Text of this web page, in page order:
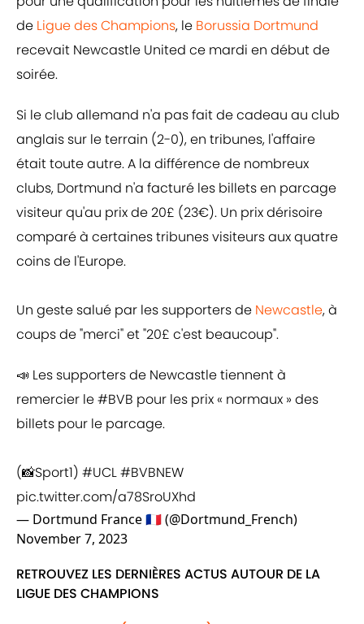
de Ligue des Champions, le Borussia Dortmund
recevait Newcastle United ce mardi en début de
soirée.
Si le club allemand n'a pas fait de cadeau au club
anglais sur le terrain (2-0), en tribunes, l'affaire
était toute autre. A la différence de nombreux
clubs, Dortmund n'a facturé les billets en parcage
visiteur qu'au prix de 20£ (23€). Un prix dérisoire
comparé à certaines tribunes visiteurs aux quatre
coins de l'Europe.
Un geste salué par les supporters de Newcastle, à
coups de "merci" et "20£ c'est beaucoup".
📣 Les supporters de Newcastle tiennent à
remercier le#BVB pour les prix « normaux » des
billets pour le parcage.
(📸Sport1) #UCL#BVBNEW
pic.twitter.com/a78SroUXhd
— Dortmund France 🇫🇷 (@Dortmund_French)
November 7, 2023
RETROUVEZ LES DERNIÈRES ACTUS AUTOUR DE LA
LIGUE DES CHAMPIONS